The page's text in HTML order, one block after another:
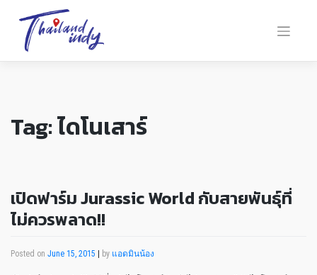
Tag:ไดโนเสาร์
เปิดฟาร์ม Jurassic World กับสายพันธุ์ที่
ไม่ควรพลาด!!
Posted on June 15, 2015 | by แอดมินน้อง